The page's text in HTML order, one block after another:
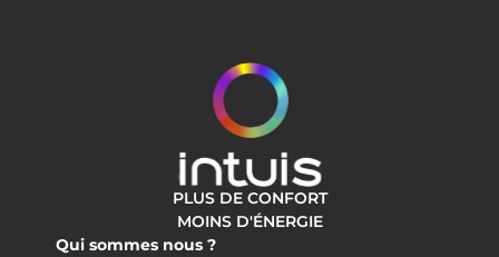
PLUS DE CONFORT
MOINS D'ÉNERGIE
Qui sommes nous ?